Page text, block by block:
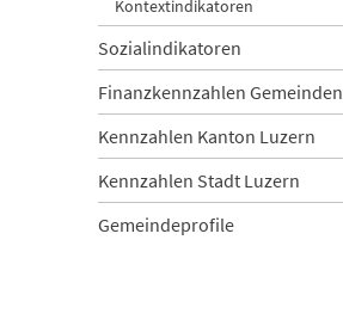
Kontextindikatoren
Sozialindikatoren
Finanzkennzahlen Gemeinden
Kennzahlen Kanton Luzern
Kennzahlen Stadt Luzern
Gemeindeprofile